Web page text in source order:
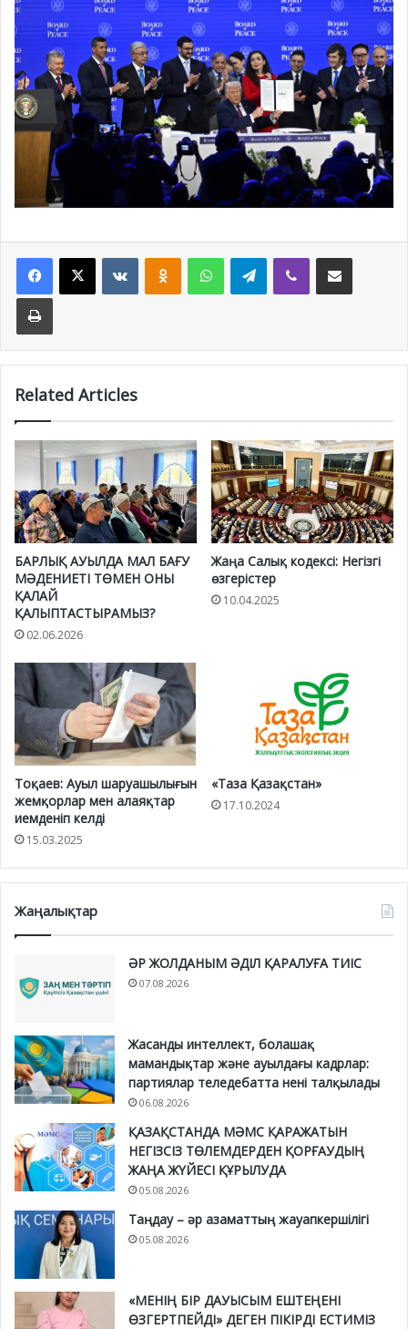
Facebook
X VKontakteOdnoklassniki
WhatsAppTelegramViber Share via Email
Print
Related Articles
БАРЛЫҚ АУЫЛДА МАЛ БАҒУ
МӘДЕНИЕТІ ТӨМЕН ОНЫ
ҚАЛАЙ
ҚАЛЫПТАСТЫРАМЫЗ?
02.06.2026
Жаңа Салық кодексі: Негізгі
өзгерістер
10.04.2025
Тоқаев: Ауыл шаруашылығын
жемқорлар мен алаяқтар
иемденіп келді
15.03.2025
«Таза Қазақстан»
17.10.2024
Жаңалықтар
ӘР ЖОЛДАНЫМ ӘДІЛ ҚАРАЛУҒА ТИІС
07.08.2026
Жасанды интеллект, болашақ
мамандықтар және ауылдағы кадрлар:
партиялар теледебатта нені талқылады
06.08.2026
ҚАЗАҚСТАНДА МӘМС ҚАРАЖАТЫН
НЕГІЗСІЗ ТӨЛЕМДЕРДЕН ҚОРҒАУДЫҢ
ЖАҢА ЖҮЙЕСІ ҚҰРЫЛУДА
05.08.2026
Таңдау – әр азаматтың жауапкершілігі
05.08.2026
«МЕНІҢ БІР ДАУЫСЫМ ЕШТЕҢЕНІ
ӨЗГЕРТПЕЙДІ» ДЕГЕН ПІКІРДІ ЕСТИМІЗ